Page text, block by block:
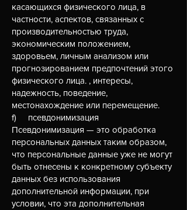
касающихся физического лица, в
частности, аспектов, связанных с
производительностью труда,
экономическим положением,
здоровьем, личным анализом или
прогнозированием предпочтений этого
физического лица. , интересы,
надежность, поведение,
местонахождение или перемещение.
f) псевдонимизация
Псевдонимизация — это обработка
персональных данных таким образом,
что персональные данные уже не могут
быть отнесены к конкретному субъекту
данных без использования
дополнительной информации, при
условии, что эта дополнительная